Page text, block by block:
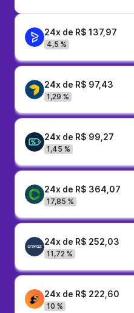
24x de R$ 137,97
4,5 %
24x de R$ 97,43
1,29 %
24x de R$ 99,27
1,45 %
24x de R$ 364,07
17,85 %
24x de R$ 252,03
11,72 %
24x de R$ 222,60
10 %